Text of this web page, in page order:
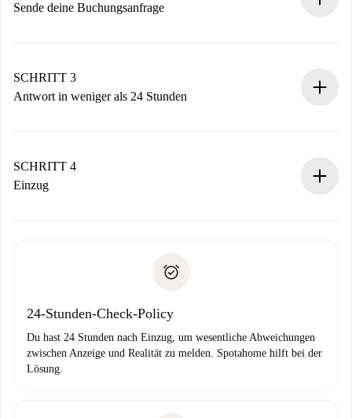
Sende deine Buchungsanfrage
Denk daran, dass wir dich erst belasten, wenn der
Vermieter zustimmt.
SCHRITT 3
Antwort in weniger als 24 Stunden
stellen den Kontakt her.
Wenn der Vermieter ablehnen muss, entstehen keine
SCHRITT 4
Einzug
24-Stunden-Check-Policy
Du hast 24 Stunden nach Einzug, um wesentliche Abweichungen
zwischen Anzeige und Realität zu melden. Spotahome hilft bei der
Lösung.